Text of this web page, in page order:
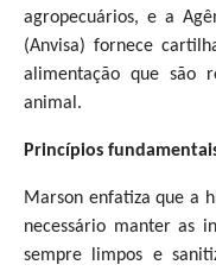
agropecuários, e a
(Anvisa) fornece
alimentação que são
animal.
Princípios
Marson enfatiza que a
necessário manter as
sempre limpos e